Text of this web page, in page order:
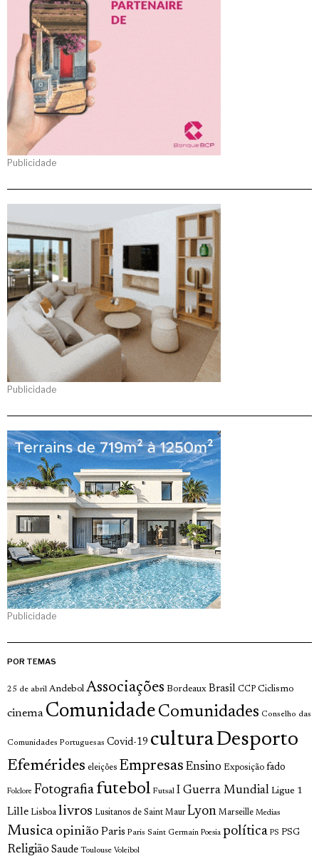
Publicidade
Publicidade
Publicidade
POR TEMAS
25 de abril Andebol Associações Bordeaux Brasil CCP Ciclismo
cinema Comunidade Comunidades Conselho das
Comunidades Portuguesas Covid-19 culturaDesporto
Efemérides eleições Empresas Ensino Exposição fado
Folclore Fotografia futebol Futsal I Guerra Mundial Ligue 1
Lille Lisboa livros Lusitanos de Saint Maur Lyon Marseille Medias
Musica opinião Paris Paris Saint Germain Poesia política PS PSG
Religião Saude Toulouse Voleibol